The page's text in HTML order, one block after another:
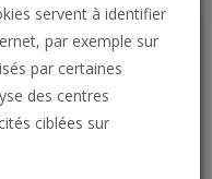
servent à identifier
par exemple sur
par certaines
des centres
ciblées sur